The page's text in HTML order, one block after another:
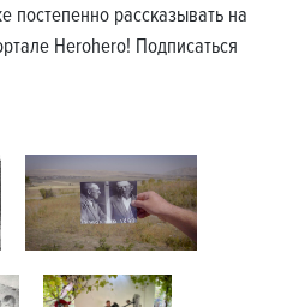
постепенно рассказывать на
Herohero! Подписаться